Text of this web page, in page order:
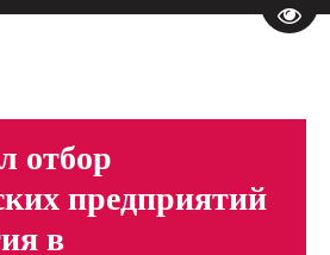
отбор
предприятий
в